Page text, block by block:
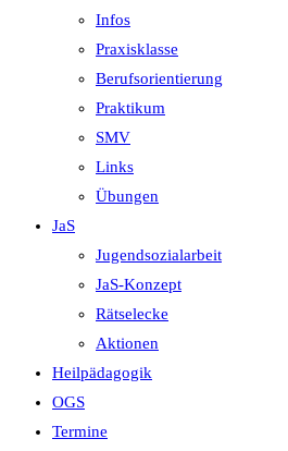
Infos
Praxisklasse
Berufsorientierung
Praktikum
SMV
Links
Übungen
JaS
Jugendsozialarbeit
JaS-Konzept
Rätselecke
Aktionen
Heilpädagogik
OGS
Termine